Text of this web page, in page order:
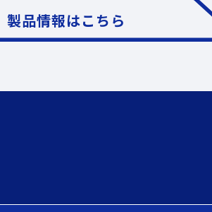
製品情報はこちら